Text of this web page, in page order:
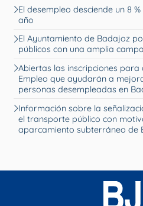
El desempleo desciende un 8
año
El Ayuntamiento de Badajoz
públicos con una amplia
Abiertas las inscripciones
Empleo que ayudarán a
personas desempleadas en
Información sobre la
el transporte público con
aparcamiento subterráneo de